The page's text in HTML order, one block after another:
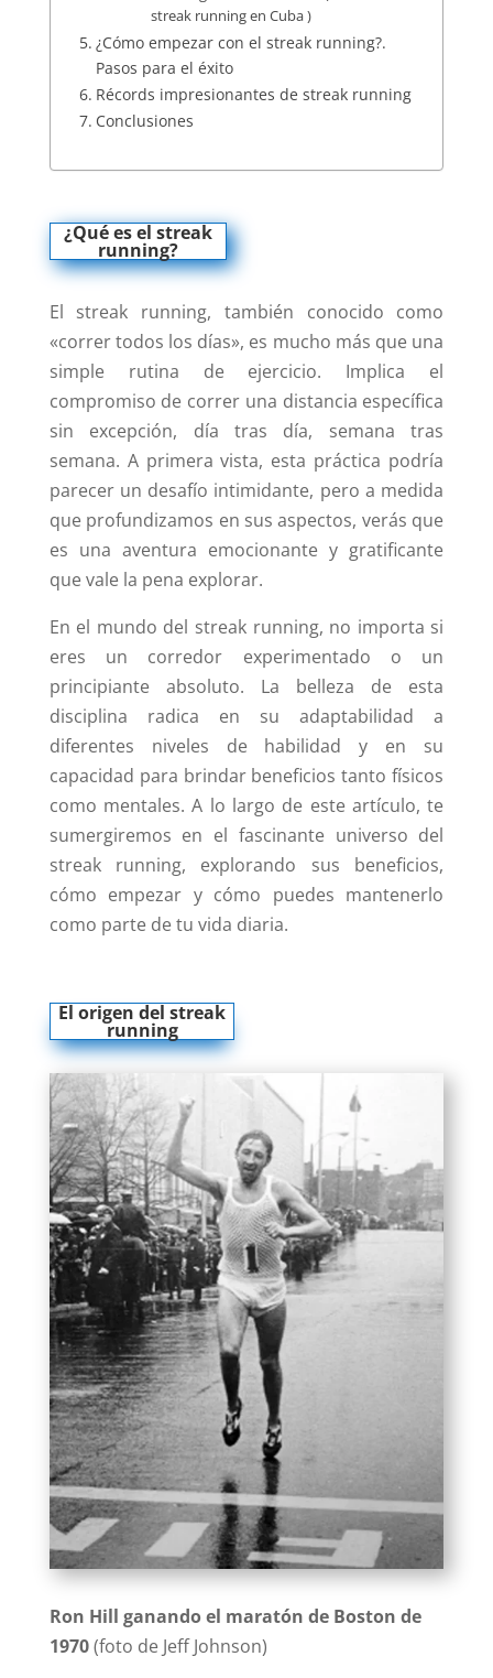
streak running en Cuba )
¿Cómo empezar con el streak running?.
Pasos para el éxito
Récords impresionantes de streak running
Conclusiones
¿Qué es el streak
running?
El streak running, también conocido como
«correr todos los días», es mucho más que una
simple rutina de ejercicio. Implica el
compromiso de correr una distancia específica
sin excepción, día tras día, semana tras
semana. A primera vista, esta práctica podría
parecer un desafío intimidante, pero a medida
que profundizamos en sus aspectos, verás que
es una aventura emocionante y gratificante
que vale la pena explorar.
En el mundo del streak running, no importa si
eres un corredor experimentado o un
principiante absoluto. La belleza de esta
disciplina radica en su adaptabilidad a
diferentes niveles de habilidad y en su
capacidad para brindar beneficios tanto físicos
como mentales. A lo largo de este artículo, te
sumergiremos en el fascinante universo del
streak running, explorando sus beneficios,
cómo empezar y cómo puedes mantenerlo
como parte de tu vida diaria.
El origen del streak
running
Ron Hill ganando el maratón de Boston de
1970(foto de Jeff Johnson)